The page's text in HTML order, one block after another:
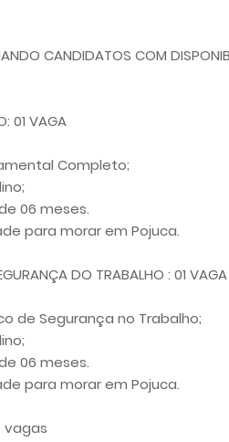
CANDIDATOS COM
01 VAGA
Completo;
06 meses.
para morar em Pojuca.
DO TRABALHO : 01 VAGA
de Segurança no Trabalho;
06 meses.
para morar em Pojuca.
vagas